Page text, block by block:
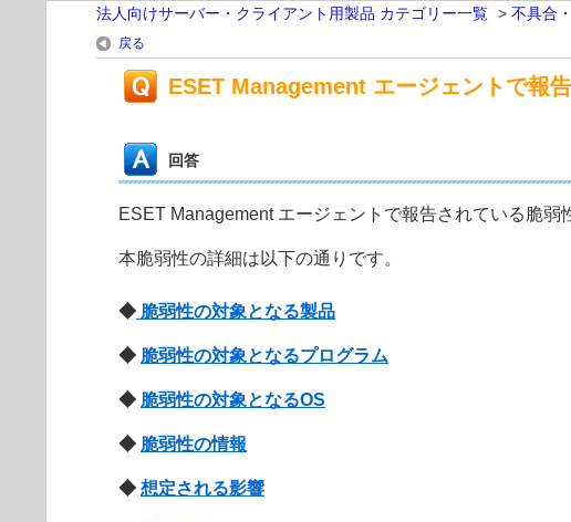
法人向けサーバー・クライアント用製品 カテゴリー一覧 > 不具合
戻る
ESET Management エージェントで報
回答
ESET Management エージェントで報告されている脆
本脆弱性の詳細は以下の通りです。
◆ 脆弱性の対象となる製品
◆ 脆弱性の対象となるプログラム
◆ 脆弱性の対象となるOS
◆ 脆弱性の情報
◆ 想定される影響